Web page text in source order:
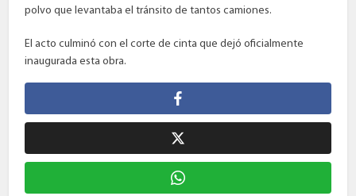
polvo que levantaba el tránsito de tantos camiones.
El acto culminó con el corte de cinta que dejó oficialmente
inaugurada esta obra.